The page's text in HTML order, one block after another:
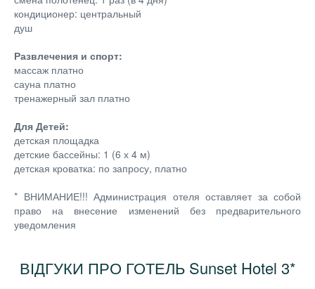
кондиционер: центральный
душ
Развлечения и спорт:
массаж платно
сауна платно
тренажерный зал платно
Для Детей:
детская площадка
детские бассейны: 1 (6 х 4 м)
детская кроватка: по запросу, платно
* ВНИМАНИЕ!!! Администрация отеля оставляет за собой
право на внесение изменений без предварительного
уведомления
ВІДГУКИ ПРО ГОТЕЛЬ Sunset Hotel 3*